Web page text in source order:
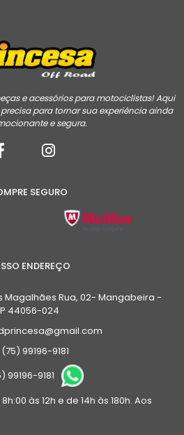
e acessórios para motociclistas! Aqui
para tornar sua experiência ainda
e segura.
SEGURO
ENDEREÇO
Magalhães Rua, 02- Mangabeira -
44056-024
(75) 99196-9181
99196-9181
às 12h e de 14h às 180h. Aos